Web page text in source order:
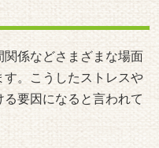
関係などさまざまな場面
。こうしたストレスや
要因になると言われて